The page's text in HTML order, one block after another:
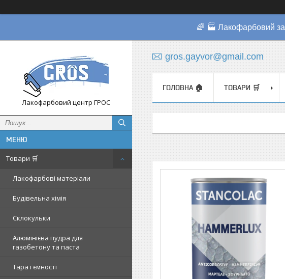
🌈 🏭 Лакофарбовий
Лакофарбовий центр ГРОС
Товари 🛒
Лакофарбові матеріали
Будівельна хімія
Склокульки
Алюмінієва пудра для
газобетону та паста
Тара і ємності
gros.gayvor@gmail.com
ГОЛОВНА 🏠 ТОВАРИ 🛒